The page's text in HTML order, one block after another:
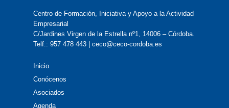
Centro de Formación, Iniciativa y Apoyo a la Actividad
Empresarial
C/Jardines Virgen de la Estrella nº1, 14006 – Córdoba.
Telf.: 957 478 443 | ceco@ceco-cordoba.es
Inicio
Conócenos
Asociados
Agenda